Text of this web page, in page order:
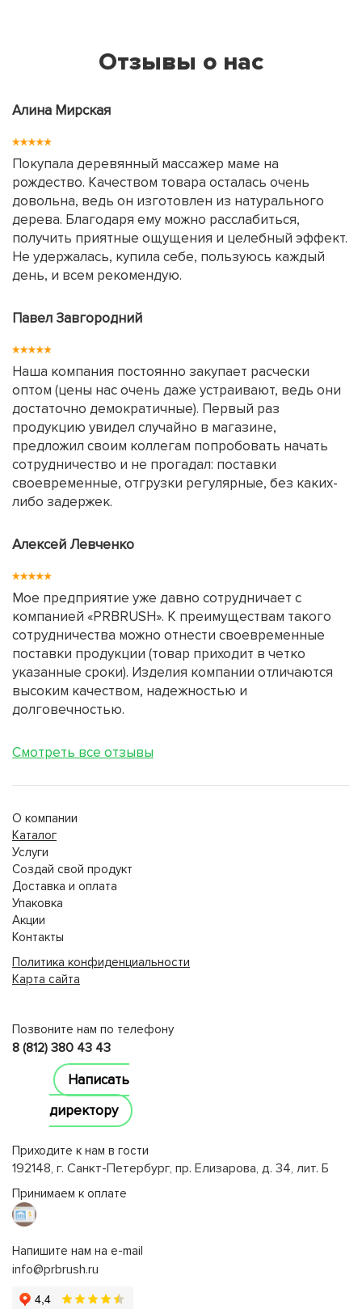
Отзывы о нас
Алина Мирская
Покупала деревянный массажер маме на
рождество. Качеством товара осталась очень
довольна, ведь он изготовлен из натурального
дерева. Благодаря ему можно расслабиться,
получить приятные ощущения и целебный эффект.
Не удержалась, купила себе, пользуюсь каждый
день, и всем рекомендую.
Павел Завгородний
Наша компания постоянно закупает расчески
оптом (цены нас очень даже устраивают, ведь они
достаточно демократичные). Первый раз
продукцию увидел случайно в магазине,
предложил своим коллегам попробовать начать
сотрудничество и не прогадал: поставки
своевременные, отгрузки регулярные, без каких-
либо задержек.
Алексей Левченко
Мое предприятие уже давно сотрудничает с
компанией «PRBRUSH». К преимуществам такого
сотрудничества можно отнести своевременные
поставки продукции (товар приходит в четко
указанные сроки). Изделия компании отличаются
высоким качеством, надежностью и
долговечностью.
Смотреть все отзывы
О компании
Каталог
Услуги
Создай свой продукт
Доставка и оплата
Упаковка
Акции
Контакты
Политика конфиденциальности
Карта сайта
Позвоните нам по телефону
8 (812) 380 43 43
Написать
директору
Приходите к нам в гости
192148, г. Санкт-Петербург, пр. Елизарова, д. 34, лит. Б
Принимаем к оплате
Напишите нам на e-mail
info@prbrush.ru